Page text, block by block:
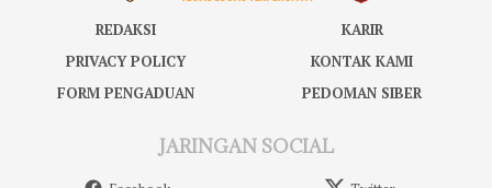
REDAKSI
KARIR
PRIVACY POLICY
KONTAK KAMI
FORM PENGADUAN
PEDOMAN SIBER
JARINGAN SOCIAL